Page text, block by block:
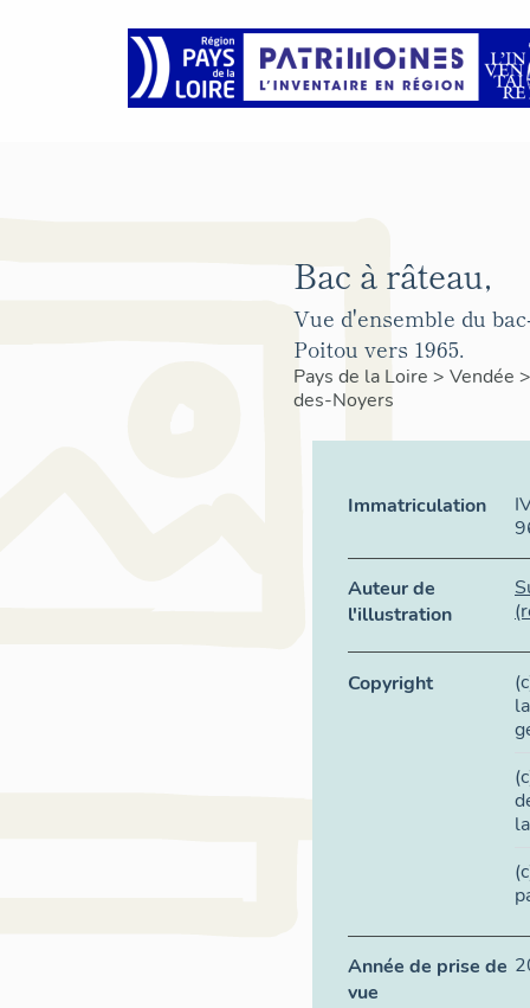
Bac à râteau,
Vue d'ensemble du
Poitou vers 1965.
Pays de la Loire > Vendée
des-Noyers
Immatriculation
Auteur de
l'illustration
Copyright
Année de prise de
vue